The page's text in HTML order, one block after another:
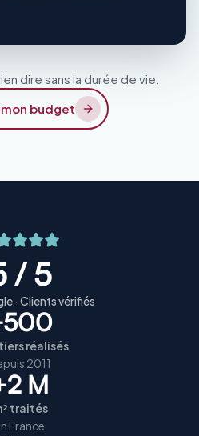
dire sans la durée de vie.
budget
/ 5
· Clients vérifiés
réalisés
2011
M
traités
France